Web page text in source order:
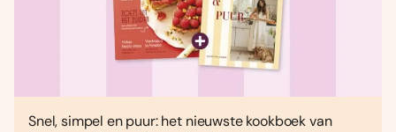
Snel, simpel en puur: het nieuwste kookboek van